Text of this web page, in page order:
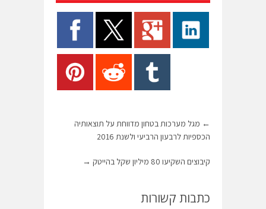
← מגל מערכות בטחון מדווחת על תוצאותיה
הכספיות לרבעון הרביעי ולשנת 2016
קיבוצים השקיעו 80 מיליון שקל בהייטק →
כתבות קשורות